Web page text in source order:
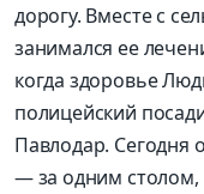
дорогу. Вместе с
занимался ее
когда здоровье
полицейский
Павлодар. Сегодня
— за одним столом,